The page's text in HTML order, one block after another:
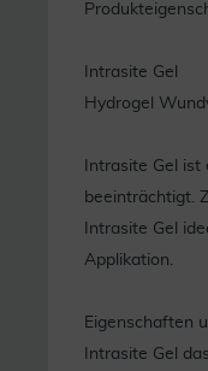
Intrasite Gel
Hydrogel
Intrasite Gel
beeinträchtigt.
Intrasite Gel
Applikation.
Eigenschaften
Intrasite Gel